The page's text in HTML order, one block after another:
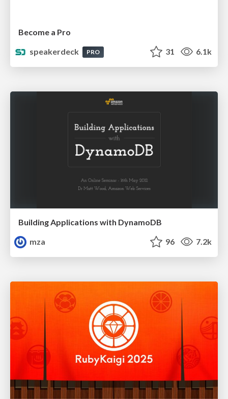
Become a Pro
speakerdeck
PRO 31 6.1k
Building Applications with DynamoDB
mza
96 7.2k